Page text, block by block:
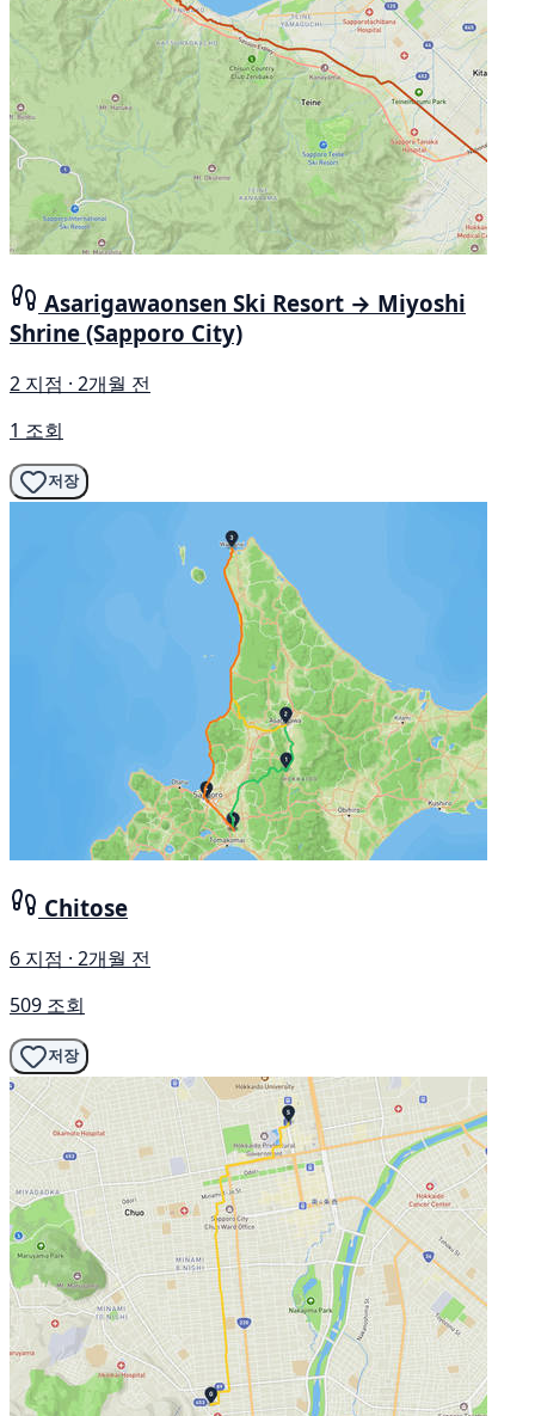
Asarigawaonsen Ski Resort → Miyoshi
Shrine (Sapporo City)
2 지점 · 2개월 전
1 조회
저장
Chitose
6 지점 · 2개월 전
509 조회
저장